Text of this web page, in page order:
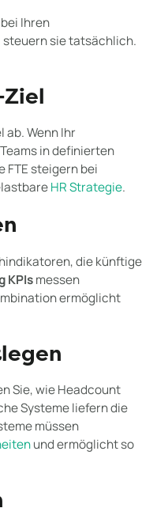
Ihren
steuern sie tatsächlich.
Ziel
Wenn Ihr
in definierten
steigern bei
HR Strategie.
die künftige
KPIsmessen
ermöglicht
Sie, wie Headcount
Systeme liefern die
müssen
und ermöglicht so